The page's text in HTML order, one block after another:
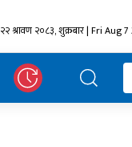
२२ श्रावण २०८३, शुक्रबार | Fri Aug